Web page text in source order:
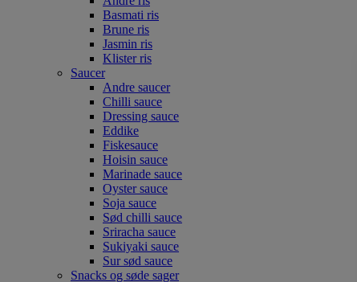
Basmati ris
Brune ris
Jasmin ris
Klister ris
Saucer
Andre saucer
Chilli sauce
Dressing sauce
Eddike
Fiskesauce
Hoisin sauce
Marinade sauce
Oyster sauce
Soja sauce
Sød chilli sauce
Sriracha sauce
Sukiyaki sauce
Sur sød sauce
Snacks og søde sager